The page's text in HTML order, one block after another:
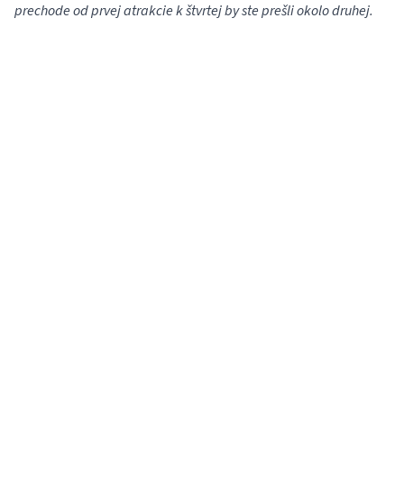
prechode od prvej atrakcie k štvrtej by ste prešli okolo druhej.